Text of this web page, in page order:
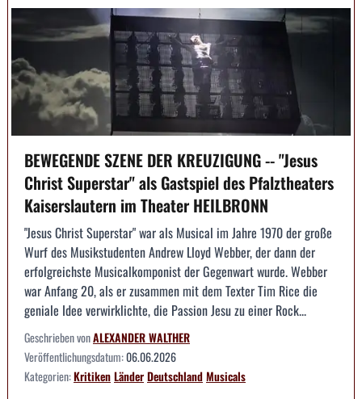
BEWEGENDE SZENE DER KREUZIGUNG -- "Jesus
Christ Superstar" als Gastspiel des Pfalztheaters
Kaiserslautern im Theater HEILBRONN
"Jesus Christ Superstar" war als Musical im Jahre 1970 der große
Wurf des Musikstudenten Andrew Lloyd Webber, der dann der
erfolgreichste Musicalkomponist der Gegenwart wurde. Webber
war Anfang 20, als er zusammen mit dem Texter Tim Rice die
geniale Idee verwirklichte, die Passion Jesu zu einer Rock...
Geschrieben vonALEXANDER WALTHER
Veröffentlichungsdatum:06.06.2026
Kategorien:KritikenLänderDeutschlandMusicals